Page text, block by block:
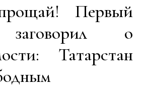
Первый
заговорил о
Татарстан